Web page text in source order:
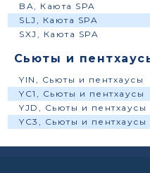
BA, Каюта SPA
SLJ, Каюта SPA
SXJ, Каюта SPA
Сьюты и
YIN, Сьюты и пентхаусы
YC1, Сьюты и пентхаусы
YJD, Сьюты и пентхаусы
YC3, Сьюты и пентхаусы